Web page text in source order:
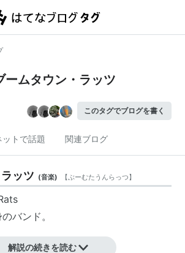
ームタウン・ラッツ
このタグでブログを書く
ットで話題 関連ブログ
ッツ (音楽) 【ぶーむたうんらっつ】
バンド。
Rats
解説の続きを読む